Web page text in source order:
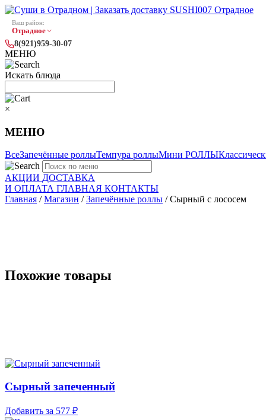
Ваш район:
Отрадное
8(921)959-30-07
МЕНЮ
Искать блюда
×
МЕНЮ
ВсеЗапечённые роллыТемпура роллыМини РОЛЛЫ
АКЦИИ ДОСТАВКА
И ОПЛАТА ГЛАВНАЯ КОНТАКТЫ
Главная /Магазин /Запечённые роллы / Сырный с лососем
Похожие товары
Сырный запеченный
Добавить за 577 ₽